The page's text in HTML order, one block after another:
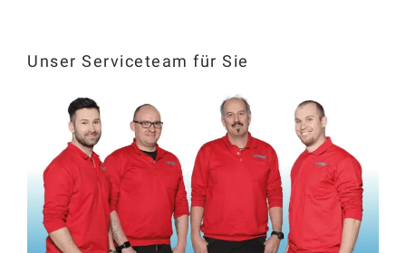
Unser Serviceteam für Sie